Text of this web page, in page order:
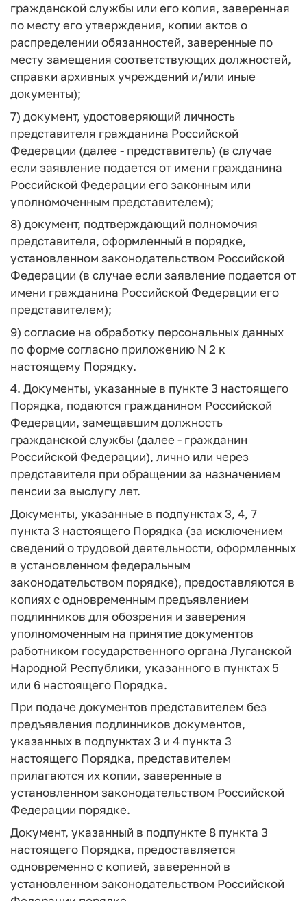
гражданской службы или его копия, заверенная
по месту его утверждения, копии актов о
распределении обязанностей, заверенные по
месту замещения соответствующих должностей,
справки архивных учреждений и/или иные
документы);
7) документ, удостоверяющий личность
представителя гражданина Российской
Федерации (далее - представитель) (в случае
если заявление подается от имени гражданина
Российской Федерации его законным или
уполномоченным представителем);
8) документ, подтверждающий полномочия
представителя, оформленный в порядке,
установленном законодательством Российской
Федерации (в случае если заявление подается от
имени гражданина Российской Федерации его
представителем);
9) согласие на обработку персональных данных
по форме согласно приложению N 2 к
настоящему Порядку.
4. Документы, указанные в пункте 3 настоящего
Порядка, подаются гражданином Российской
Федерации, замещавшим должность
гражданской службы (далее - гражданин
Российской Федерации), лично или через
представителя при обращении за назначением
пенсии за выслугу лет.
Документы, указанные в подпунктах 3, 4, 7
пункта 3 настоящего Порядка (за исключением
сведений о трудовой деятельности, оформленных
в установленном федеральным
законодательством порядке), предоставляются в
копиях с одновременным предъявлением
подлинников для обозрения и заверения
уполномоченным на принятие документов
работником государственного органа Луганской
Народной Республики, указанного в пунктах 5
или 6 настоящего Порядка.
При подаче документов представителем без
предъявления подлинников документов,
указанных в подпунктах 3 и 4 пункта 3
настоящего Порядка, представителем
прилагаются их копии, заверенные в
установленном законодательством Российской
Федерации порядке.
Документ, указанный в подпункте 8 пункта 3
настоящего Порядка, предоставляется
одновременно с копией, заверенной в
установленном законодательством Российской